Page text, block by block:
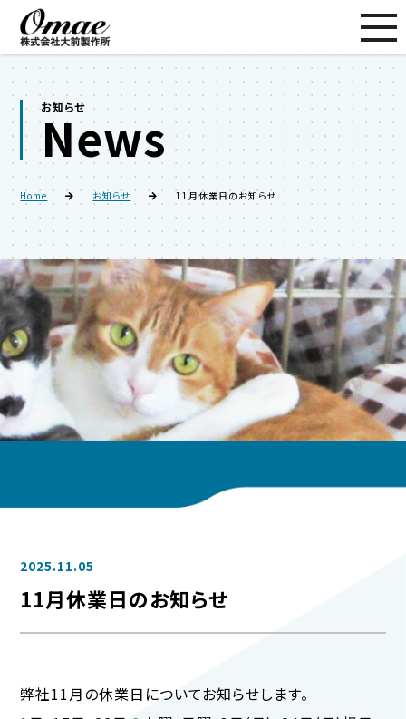
お知らせ
News
Home お知らせ 11月休業日のお知らせ
2025.11.05
11月休業日のお知らせ
弊社11月の休業日についてお知らせします。